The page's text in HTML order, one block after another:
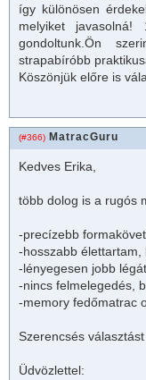
így különösen
melyiket
gondoltunk.Ön
strapabíróbb
Köszönjük előre is
(#366) MatracGuru
Kedves Erika,
több dolog is a rugós
-precízebb
-hosszabb élettartam,
-lényegesen jobb
-nincs felmelegedés,
-memory fedőmatrac
Szerencsés
Üdvözlettel: